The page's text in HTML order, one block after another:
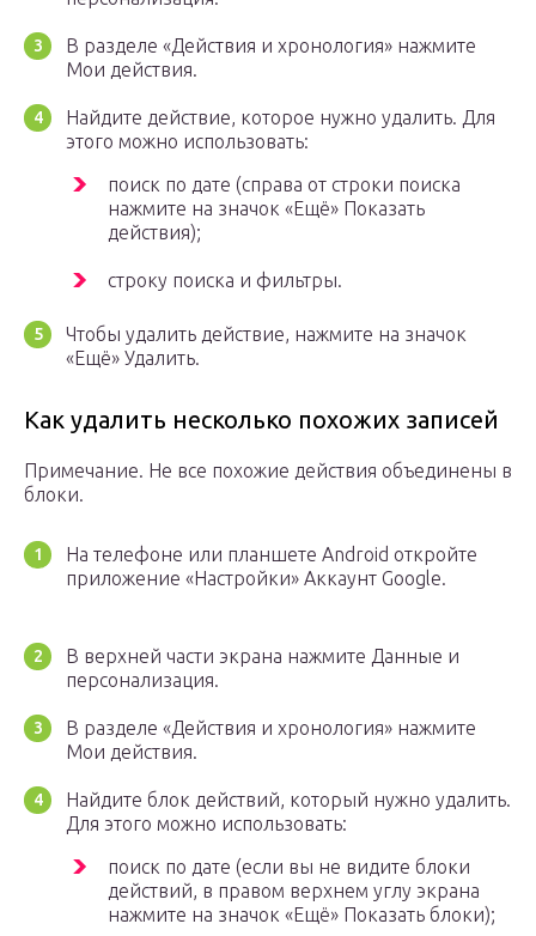
В разделе «Действия и хронология» нажмите
Мои действия.
Найдите действие, которое нужно удалить. Для
этого можно использовать:
поиск по дате (справа от строки поиска
нажмите на значок «Ещё» Показать
действия);
строку поиска и фильтры.
Чтобы удалить действие, нажмите на значок
«Ещё» Удалить.
Как удалить несколько похожих записей
Примечание. Не все похожие действия объединены в
блоки.
На телефоне или планшете Android откройте
приложение «Настройки» Аккаунт Google.
В верхней части экрана нажмите Данные и
персонализация.
В разделе «Действия и хронология» нажмите
Мои действия.
Найдите блок действий, который нужно удалить.
Для этого можно использовать:
поиск по дате (если вы не видите блоки
действий, в правом верхнем углу экрана
нажмите на значок «Ещё» Показать блоки);